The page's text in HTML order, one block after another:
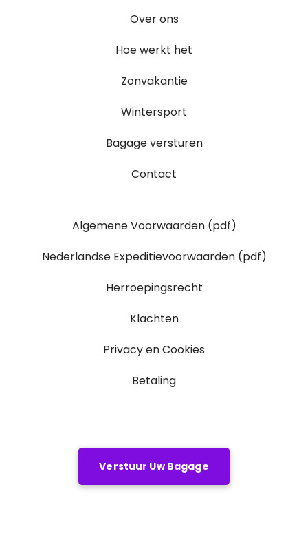
Over ons
Hoe werkt het
Zonvakantie
Wintersport
Bagage versturen
Contact
Algemene Voorwaarden (pdf)
Nederlandse Expeditievoorwaarden (pdf)
Herroepingsrecht
Klachten
Privacy en Cookies
Betaling
Verstuur Uw Bagage